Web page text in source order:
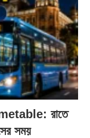
রাতে
সময়